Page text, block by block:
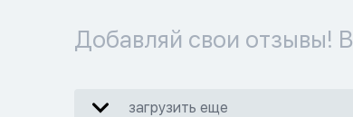
Добавляй свои отзывы! В
загрузить еще